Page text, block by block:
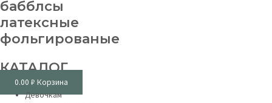
бабблсы
латексные
фольгированые
КАТАЛОГ
0.00 ₽ Корзина
Девочкам